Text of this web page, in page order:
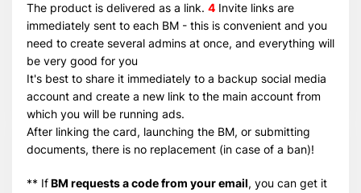
The product is delivered as a link. 4 Invite links are
immediately sent to each BM - this is convenient and you
need to create several admins at once, and everything will
be very good for you
It's best to share it immediately to a backup social media
account and create a new link to the main account from
which you will be running ads.
After linking the card, launching the BM, or submitting
documents, there is no replacement (in case of a ban)!
** IfBM requests a code from your email, you can get it
Всего позиций в корзине
Всего товара в корзине
(шт)
Сумма к оплате (без скидок)